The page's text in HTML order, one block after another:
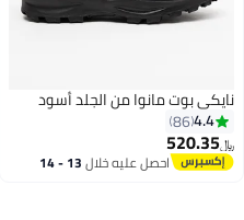
2
نايكي بوت مانوا من الجلد أسود
4.4
86
﷼‏520.35
احصل عليه خلال 13 - 14